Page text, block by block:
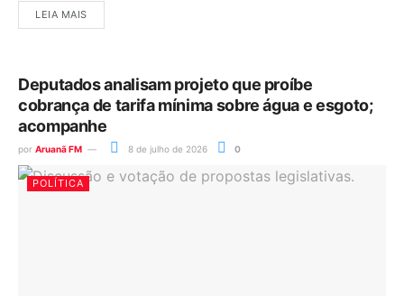
LEIA MAIS
Deputados analisam projeto que proíbe
cobrança de tarifa mínima sobre água e esgoto;
acompanhe
por Aruanã FM 8 de julho de 2026 0
POLÍTICA